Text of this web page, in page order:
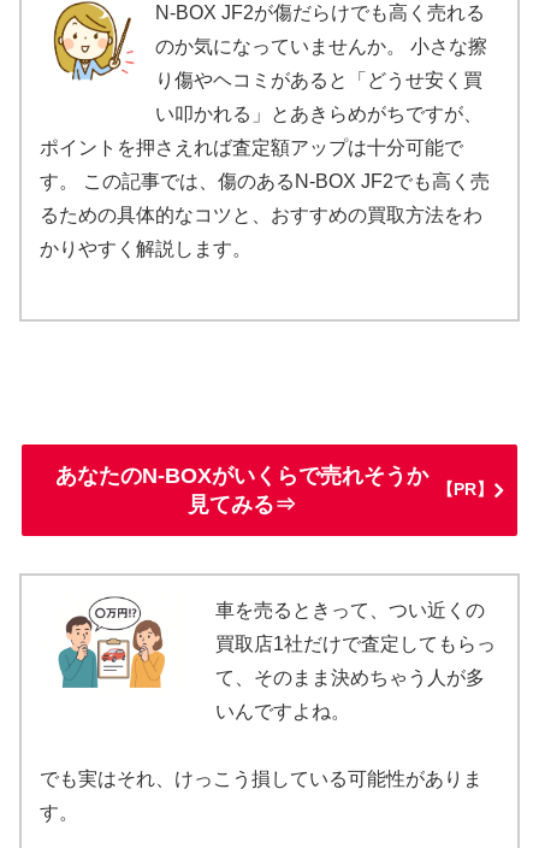
N-BOX JF2が傷だらけでも高く売れる
のか気になっていませんか。 小さな擦
り傷やヘコミがあると「どうせ安く買
い叩かれる」とあきらめがちですが、
ポイントを押さえれば査定額アップは十分可能で
す。 この記事では、傷のあるN-BOX JF2でも高く売
るための具体的なコツと、おすすめの買取方法をわ
かりやすく解説します。
あなたのN-BOXがいくらで売れそうか
見てみる⇒
【PR】
車を売るときって、つい近くの
買取店1社だけで査定してもらっ
て、そのまま決めちゃう人が多
いんですよね。
でも実はそれ、けっこう損している可能性がありま
す。